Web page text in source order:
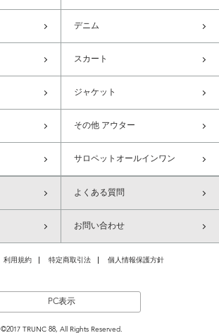
デニム
スカート
ジャケット
その他 アウター
サロペットオールインワン
よくある質問
お問い合わせ
利用規約 特定商取引法 個人情報保護方針
PC表示
©2017 TRUNC 88, All Rights Reserved.